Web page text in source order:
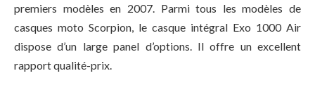
premiers modèles en 2007. Parmi tous les modèles de
casques moto Scorpion, le casque intégral Exo 1000 Air
dispose d’un large panel d’options. Il offre un excellent
rapport qualité-prix.